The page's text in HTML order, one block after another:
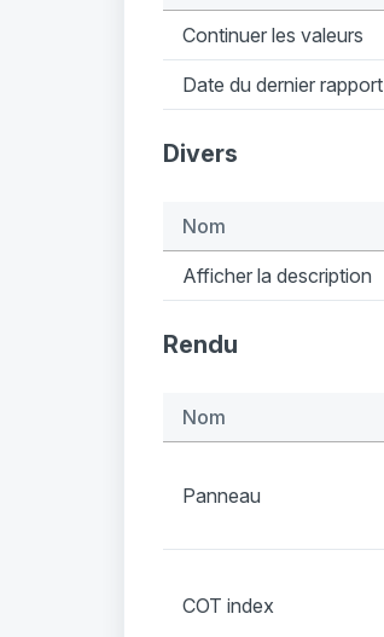
Continuer les valeurs
Date du dernier rapport
Divers
Nom
Afficher la description
Rendu
Nom
Panneau
COT index